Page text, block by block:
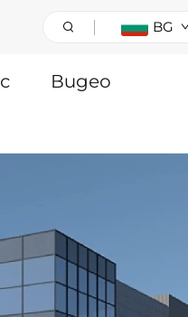
BG
Видео